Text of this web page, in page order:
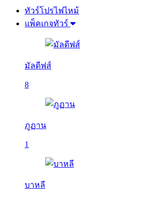
ทัวร์โปรไฟไหม้
แพ็คเกจทัวร์
มัลดีฟส์
8
ภูฏาน
1
บาหลี